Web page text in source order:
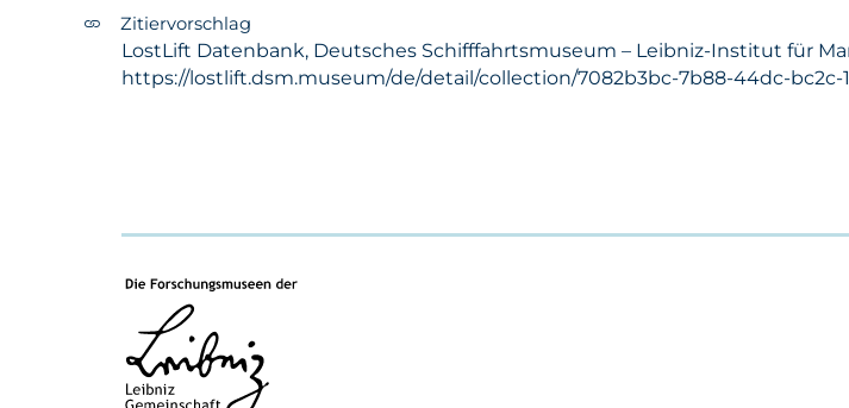
Zitiervorschlag
LostLift Datenbank, Deutsches Schifffahrtsmuseum – Leibniz-Institut für
https://lostlift.dsm.museum/de/detail/collection/7082b3bc-7b88-44dc-bc2c-